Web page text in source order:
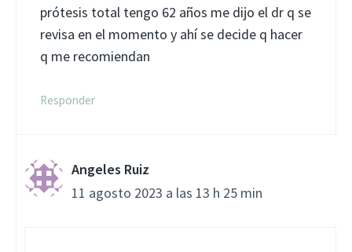
prótesis total tengo 62 años me dijo el dr q se
revisa en el momento y ahí se decide q hacer
q me recomiendan
Responder
Angeles Ruiz
11 agosto 2023 a las 13 h 25 min